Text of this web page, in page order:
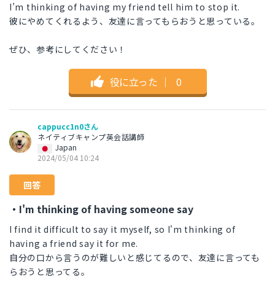
I’m thinking of having my friend tell him to stop it.
彼にやめてくれるよう、友達に言ってもらおうと思っている。
ぜひ、参考にしてください！
役に立った ｜ 0
cappucc1n0さん
ネイティブキャンプ英会話講師
Japan
2024/05/04 10:24
回答
・I'm thinking of having someone say
I find it difficult to say it myself, so I'm thinking of
having a friend say it for me.
自分の口から言うのが難しいと感じてるので、友達に言っても
らおうと思ってる。